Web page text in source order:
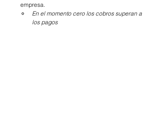
empresa.
En el momento cero los cobros superan a
los pagos